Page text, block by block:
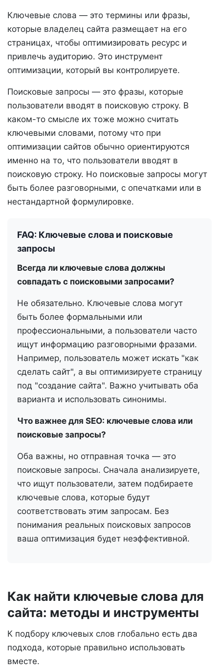
Ключевые слова — это термины или фразы,
которые владелец сайта размещает на его
страницах, чтобы оптимизировать ресурс и
привлечь аудиторию. Это инструмент
оптимизации, который вы контролируете.
Поисковые запросы — это фразы, которые
пользователи вводят в поисковую строку. В
каком-то смысле их тоже можно считать
ключевыми словами, потому что при
оптимизации сайтов обычно ориентируются
именно на то, что пользователи вводят в
поисковую строку. Но поисковые запросы могут
быть более разговорными, с опечатками или в
нестандартной формулировке.
FAQ: Ключевые слова и поисковые
запросы
Всегда ли ключевые слова должны
совпадать с поисковыми запросами?
Не обязательно. Ключевые слова могут
быть более формальными или
профессиональными, а пользователи часто
ищут информацию разговорными фразами.
Например, пользователь может искать "как
сделать сайт", а вы оптимизируете страницу
под "создание сайта". Важно учитывать оба
варианта и использовать синонимы.
Что важнее для SEO: ключевые слова или
поисковые запросы?
Оба важны, но отправная точка — это
поисковые запросы. Сначала анализируете,
что ищут пользователи, затем подбираете
ключевые слова, которые будут
соответствовать этим запросам. Без
понимания реальных поисковых запросов
ваша оптимизация будет неэффективной.
Как найти ключевые слова для
сайта: методы и инструменты
К подбору ключевых слов глобально есть два
подхода, которые правильно использовать
вместе.